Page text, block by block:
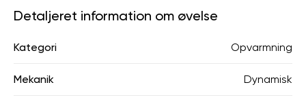
Detaljeret information om øvelse
Kategori Opvarmning
Mekanik Dynamisk